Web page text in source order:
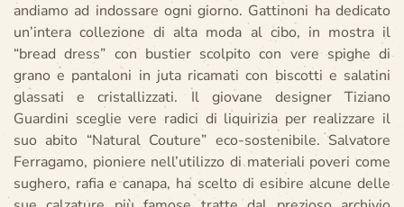
andiamo ad indossare ogni giorno. Gattinoni ha dedicato
un’intera collezione di alta moda al cibo, in mostra il
“bread dress” con bustier scolpito con vere spighe di
grano e pantaloni in juta ricamati con biscotti e salatini
glassati e cristallizzati. Il giovane designer Tiziano
Guardini sceglie vere radici di liquirizia per realizzare il
suo abito “Natural Couture” eco-sostenibile. Salvatore
Ferragamo, pioniere nell’utilizzo di materiali poveri come
sughero, rafia e canapa, ha scelto di esibire alcune delle